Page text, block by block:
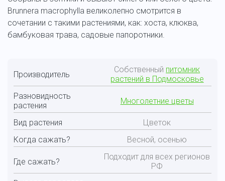
Brunnera macrophylla великолепно смотрится в
сочетании с такими растениями, как: хоста, клюква,
бамбуковая трава, садовые папоротники.
Производитель Собственный питомник
растений в Подмосковье
Разновидность
растения
Многолетние цветы
Вид растения
Цветок
Когда сажать?
Весной, осенью
Где сажать?
Подходит для всех регионов
РФ